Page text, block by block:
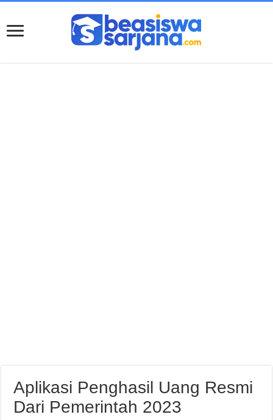
Aplikasi Penghasil Uang Resmi
Dari Pemerintah 2023